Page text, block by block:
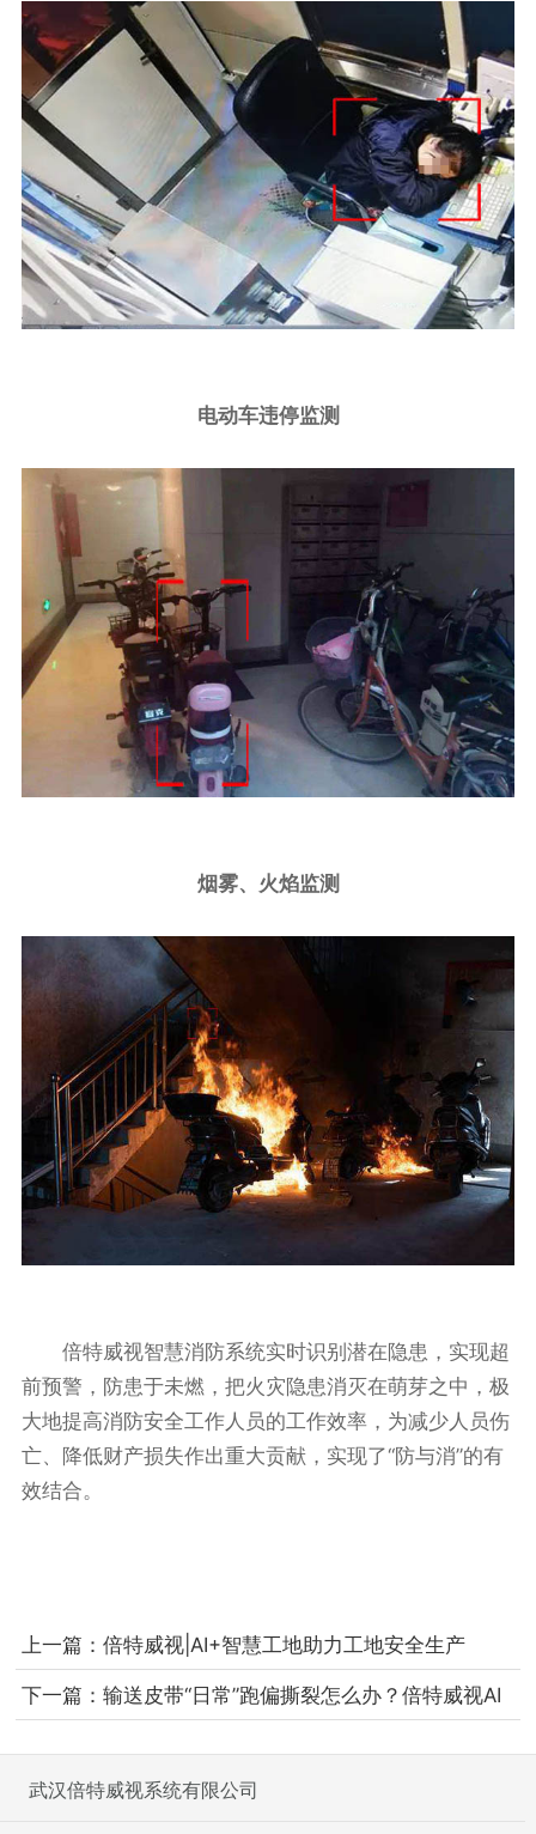
电动车违停监测
烟雾、火焰监测
倍特威视智慧消防系统实时识别潜在隐患，实现超
前预警，防患于未燃，把火灾隐患消灭在萌芽之中，极
大地提高消防安全工作人员的工作效率，为减少人员伤
亡、降低财产损失作出重大贡献，实现了“防与消”的有
效结合。
上一篇： 倍特威视|AI+智慧工地助力工地安全生产
下一篇： 输送皮带“日常”跑偏撕裂怎么办？倍特威视AI
武汉倍特威视系统有限公司